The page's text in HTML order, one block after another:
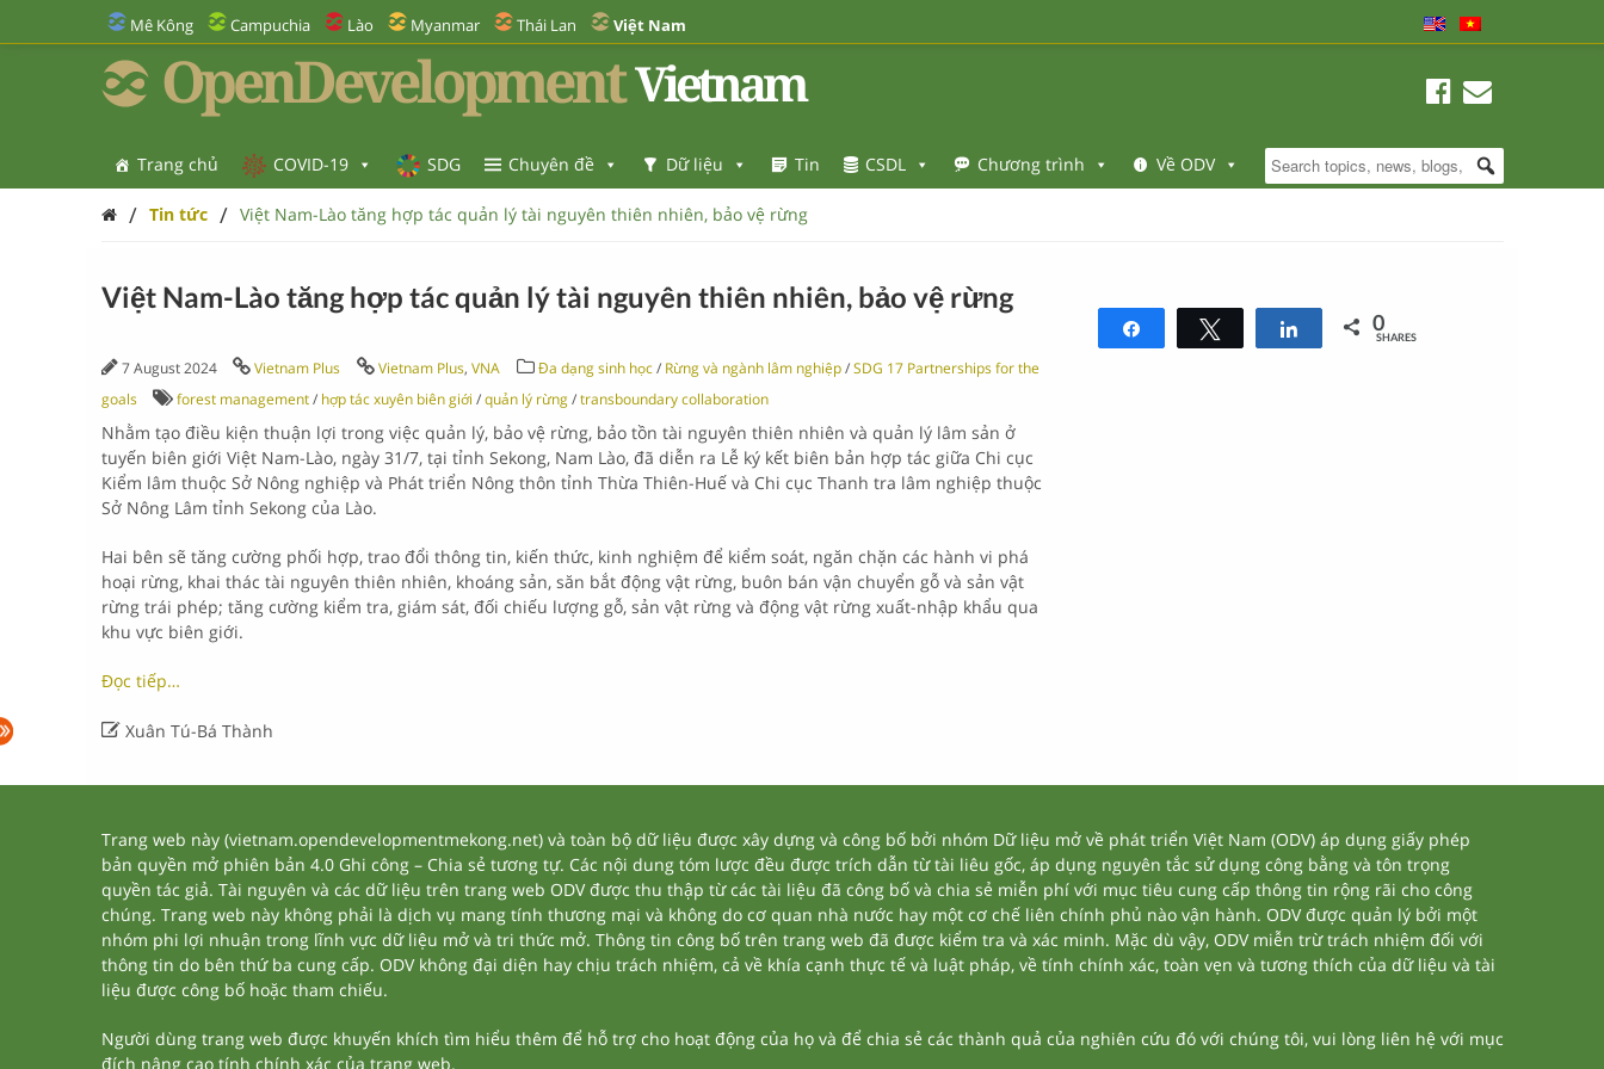
Mê Kông Campuchia Lào Myanmar Thái Lan Việt Nam
OpenDevelopment Vietnam
Trang chủ COVID-19 SDG Chuyên đề Dữ liệu Tin CSDL Chương trình Về ODV
/ Tin tức / Việt Nam-Lào tăng hợp tác quản lý tài nguyên thiên nhiên, bảo vệ rừng
Việt Nam-Lào tăng hợp tác quản lý tài nguyên thiên nhiên, bảo vệ rừng
7 August 2024 Vietnam Plus Vietnam Plus, VNA Đa dạng sinh học / Rừng và ngành lâm nghiệp /SDG 17 Partnerships for the
goals
forest management / hợp tác xuyên biên giới /quản lý rừng /transboundary collaboration
Nhằm tạo điều kiện thuận lợi trong việc quản lý, bảo vệ rừng, bảo tồn tài nguyên thiên nhiên và quản lý lâm sản ở
tuyến biên giới Việt Nam-Lào, ngày 31/7, tại tỉnh Sekong, Nam Lào, đã diễn ra Lễ ký kết biên bản hợp tác giữa Chi cục
Kiểm lâm thuộc Sở Nông nghiệp và Phát triển Nông thôn tỉnh Thừa Thiên-Huế và Chi cục Thanh tra lâm nghiệp thuộc
Sở Nông Lâm tỉnh Sekong của Lào.
Hai bên sẽ tăng cường phối hợp, trao đổi thông tin, kiến thức, kinh nghiệm để kiểm soát, ngăn chặn các hành vi phá
hoại rừng, khai thác tài nguyên thiên nhiên, khoáng sản, săn bắt động vật rừng, buôn bán vận chuyển gỗ và sản vật
rừng trái phép; tăng cường kiểm tra, giám sát, đối chiếu lượng gỗ, sản vật rừng và động vật rừng xuất-nhập khẩu qua
khu vực biên giới.
Đọc tiếp…
Xuân Tú-Bá Thành
Share 0
SHARES
Trang web này (vietnam.opendevelopmentmekong.net) và toàn bộ dữ liệu được xây dựng và công bố bởi nhóm Dữ liệu mở về phát triển Việt Nam (ODV) áp dụng giấy phép
bản quyền mở phiên bản 4.0 Ghi công – Chia sẻ tương tự. Các nội dung tóm lược đều được trích dẫn từ tài liêu gốc, áp dụng nguyên tắc sử dụng công bằng và tôn trọng
quyền tác giả. Tài nguyên và các dữ liệu trên trang web ODV được thu thập từ các tài liệu đã công bố và chia sẻ miễn phí với mục tiêu cung cấp thông tin rộng rãi cho công
chúng. Trang web này không phải là dịch vụ mang tính thương mại và không do cơ quan nhà nước hay một cơ chế liên chính phủ nào vận hành. ODV được quản lý bởi một
nhóm phi lợi nhuận trong lĩnh vực dữ liệu mở và tri thức mở. Thông tin công bố trên trang web đã được kiểm tra và xác minh. Mặc dù vậy, ODV miễn trừ trách nhiệm đối với
thông tin do bên thứ ba cung cấp. ODV không đại diện hay chịu trách nhiệm, cả về khía cạnh thực tế và luật pháp, về tính chính xác, toàn vẹn và tương thích của dữ liệu và tài
liệu được công bố hoặc tham chiếu.
Người dùng trang web được khuyến khích tìm hiểu thêm để hỗ trợ cho hoạt động của họ và để chia sẻ các thành quả của nghiên cứu đó với chúng tôi, vui lòng liên hệ với mục
đích nâng cao tính chính xác của trang web.